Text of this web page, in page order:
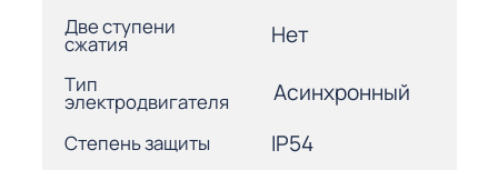
Две ступени
сжатия Нет
Тип
электродвигателя Асинхронный
Степень защиты IP54